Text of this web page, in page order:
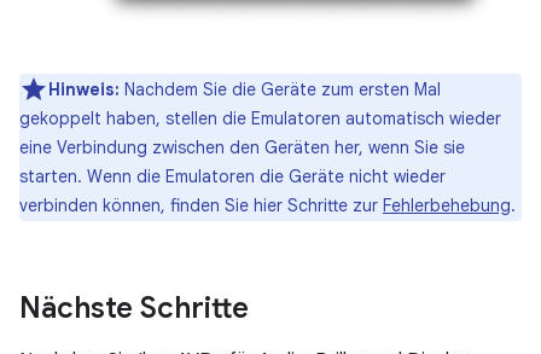
Hinweis: Nachdem Sie die Geräte zum ersten Mal
gekoppelt haben, stellen die Emulatoren automatisch wieder
eine Verbindung zwischen den Geräten her, wenn Sie sie
starten. Wenn die Emulatoren die Geräte nicht wieder
verbinden können, finden Sie hier Schritte zur Fehlerbehebung.
Nächste Schritte